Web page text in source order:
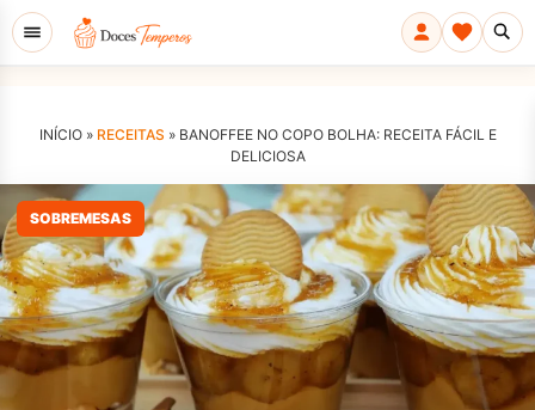
INÍCIO » RECEITAS » BANOFFEE NO COPO BOLHA: RECEITA FÁCIL E
DELICIOSA
SOBREMESAS